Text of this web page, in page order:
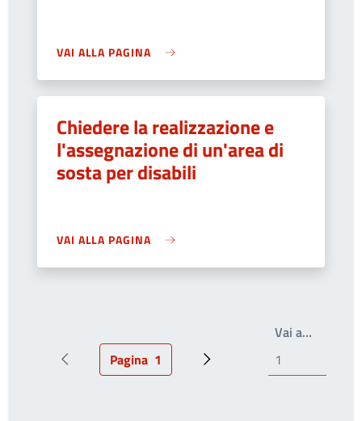
VAI ALLA PAGINA
Chiedere la realizzazione e
l'assegnazione di un'area di
sosta per disabili
VAI ALLA PAGINA
Pagina precedentePagina attuale
Pagina 1 Pagina successiva
Vai a…